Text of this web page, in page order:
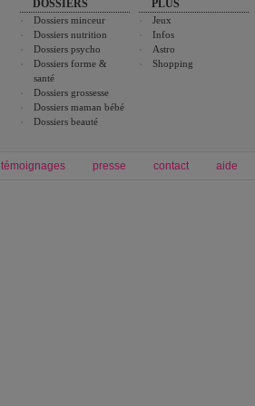
DOSSIERS
Dossiers minceur
Dossiers nutrition
Dossiers psycho
Dossiers forme &
santé
Dossiers grossesse
Dossiers maman bébé
Dossiers beauté
PLUS
Jeux
Infos
Astro
Shopping
témoignages presse contact aide